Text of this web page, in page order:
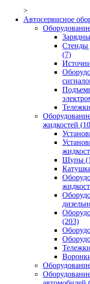
>
Автосервисное
Стенды
(7)
жидкостей
Щупы
(203)